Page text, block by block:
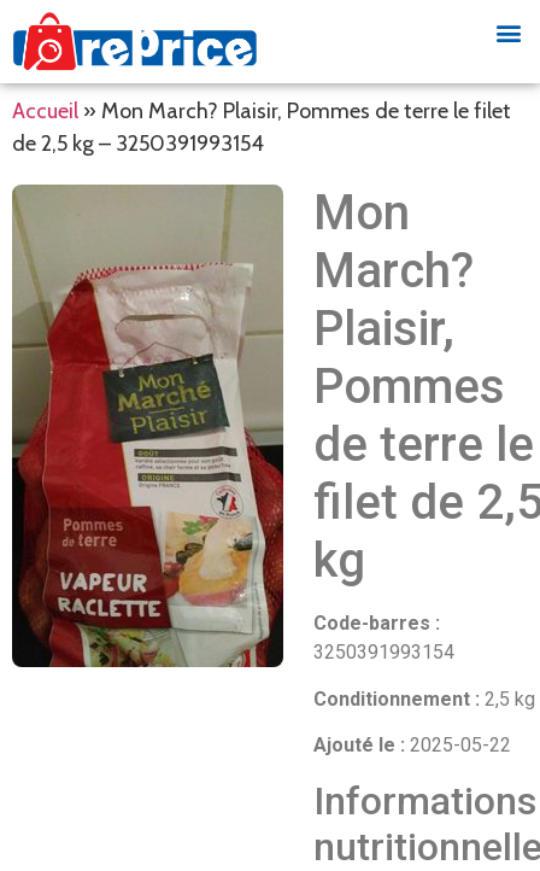
Accueil » Mon March? Plaisir, Pommes de terre le filet
de 2,5 kg – 3250391993154
Mon
March?
Plaisir,
Pommes
de terre le
filet de
kg
Code-barres :
3250391993154
Conditionnement : 2,5 kg
Ajouté le : 2025-05-22
Informations